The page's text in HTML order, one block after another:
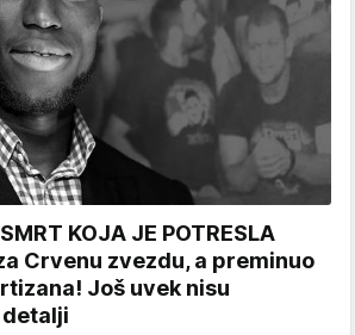
KOJA JE POTRESLA
Crvenu zvezdu, a preminuo
Još uvek nisu